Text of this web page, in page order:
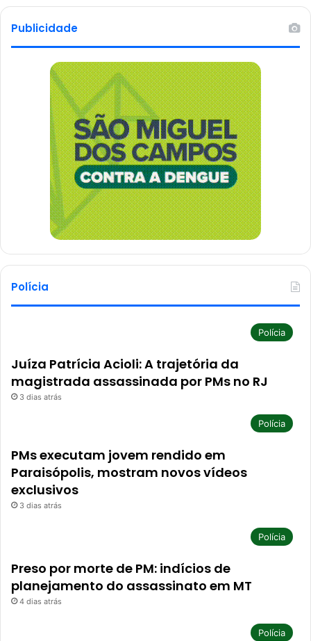
Publicidade
Polícia
Polícia
Juíza Patrícia Acioli: A trajetória da
magistrada assassinada por PMs no RJ
3 dias atrás
Polícia
PMs executam jovem rendido em
Paraisópolis, mostram novos vídeos
exclusivos
3 dias atrás
Polícia
Preso por morte de PM: indícios de
planejamento do assassinato em MT
4 dias atrás
Polícia